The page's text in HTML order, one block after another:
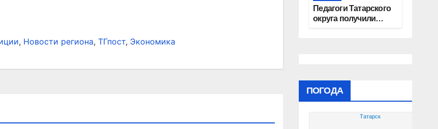
, Новости региона, ТГпост, Экономика
Педагоги Татарского
округа получили
ПОГОДА
Татарск